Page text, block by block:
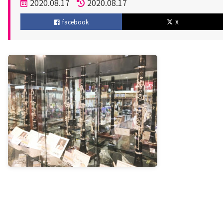
投
稿
日
2020.08.17
更
新
2020.08.17
facebook X